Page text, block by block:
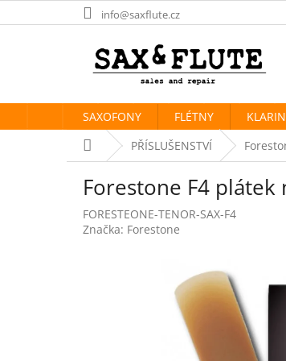
na
info@saxflute.cz
SAXOFONY FLÉTNY
Domů PŘÍSLUŠENSTVÍ
Forestone F4
FORESTEONE-TENOR-SAX-F4
Značka: Forestone